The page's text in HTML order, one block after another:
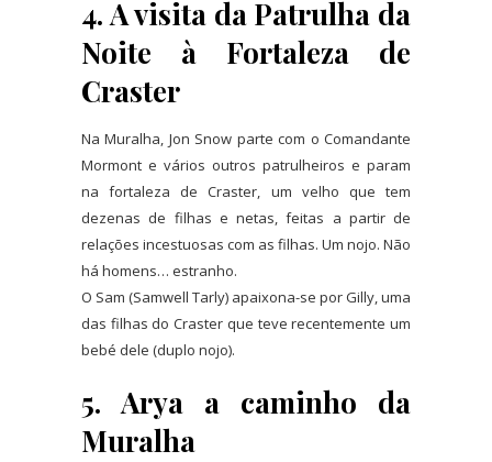
4. A visita da Patrulha da
Noite à Fortaleza de
Craster
Na Muralha, Jon Snow parte com o Comandante
Mormont e vários outros patrulheiros e param
na fortaleza de Craster, um velho que tem
dezenas de filhas e netas, feitas a partir de
relações incestuosas com as filhas. Um nojo. Não
há homens… estranho.
O Sam (Samwell Tarly) apaixona-se por Gilly, uma
das filhas do Craster que teve recentemente um
bebé dele (duplo nojo).
5. Arya a caminho da
Muralha